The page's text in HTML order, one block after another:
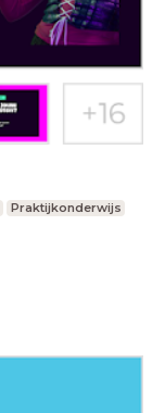
Praktijkonderwijs